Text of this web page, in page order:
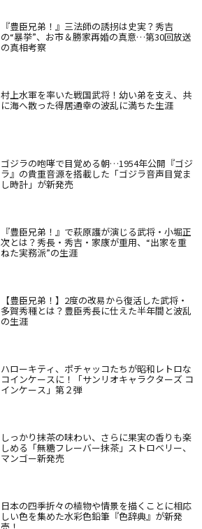
『豊臣兄弟！』三法師の誘拐は史実？秀吉
の“暴挙”、お市＆勝家再婚の真意…第30回放送
の真相考察
村上水軍を率いた戦国武将！幼い弟を支え、共
に海へ散った得居通幸の波乱に満ちた生涯
ゴジラの咆哮で目覚める朝…1954年公開『ゴジ
ラ』の貴重音源を搭載した「ゴジラ音声目覚ま
し時計」が新発売
『豊臣兄弟！』で萩原護が演じる武将・小堀正
次とは？秀長・秀吉・家康が重用、“出家を重
ねた実務派”の生涯
【豊臣兄弟！】2度の改易から復活した武将・
多賀秀種とは？豊臣秀長に仕えた半年間と波乱
の生涯
ハローキティ、ポチャッコたちが昭和レトロな
コインケースに！「サンリオキャラクターズ コ
インケース」第２弾
しっかり抹茶の味わい、さらに果実の香りも楽
しめる「無糖フレーバー抹茶」ストロベリー、
マンゴー新発売
日本の四季折々の植物や情景を描くことに相応
しい色を集めた水彩色鉛筆『色辞典』が新発